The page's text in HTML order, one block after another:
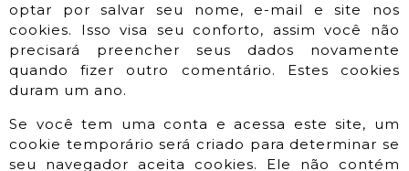
optar por salvar seu nome, e-mail e site nos
cookies. Isso visa seu conforto, assim você não
precisará preencher seus dados novamente
quando fizer outro comentário. Estes cookies
duram um ano.
Se você tem uma conta e acessa este site, um
cookie temporário será criado para determinar se
seu navegador aceita cookies. Ele não contém